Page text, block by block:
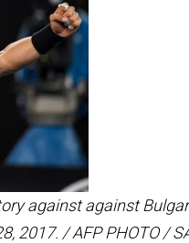
against against
/ AFP PHOTO /